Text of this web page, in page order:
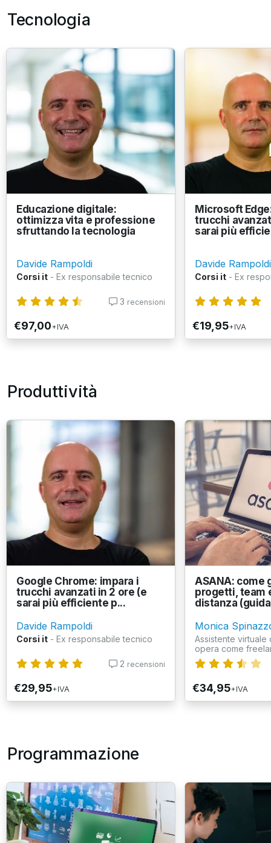
Tecnologia
Educazione digitale:
ottimizza vita e professione
sfruttando la tecnologia
Davide Rampoldi
Corsi it - Ex responsabile tecnico
3 recensioni
€97,00+IVA
Microsoft
trucchi
sarai più
Davide Rampoldi
Corsi it - Ex
€19,95+IVA
Produttività
Google Chrome: impara i
trucchi avanzati in 2 ore (e
sarai più efficiente p...
Davide Rampoldi
Corsi it - Ex responsabile tecnico
2 recensioni
€29,95+IVA
ASANA: come
progetti, team
distanza
Monica
Assistente virtuale
opera come
€34,95+IVA
Programmazione